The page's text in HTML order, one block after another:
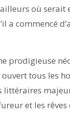
où serait
a commencé
prodigieuse
tous les
littéraires
et les rêves